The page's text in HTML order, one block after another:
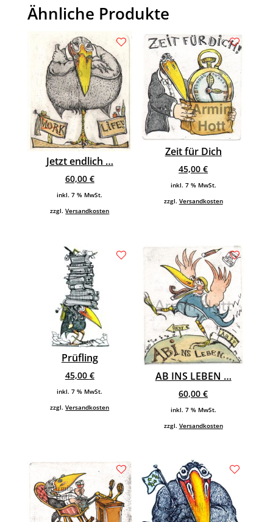
Ähnliche Produkte
Jetzt endlich …
60,00 €
inkl. 7 % MwSt.
zzgl.Versandkosten
Zeit für Dich
45,00€
inkl. 7 % MwSt.
zzgl. Versandkosten
Prüfling
45,00 €
inkl. 7 % MwSt.
zzgl.Versandkosten
AB INS LEBEN …
60,00€
inkl. 7 % MwSt.
zzgl. Versandkosten